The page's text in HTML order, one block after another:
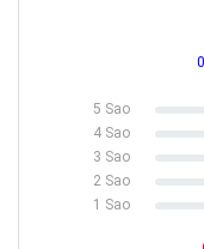
5 Sao
4 Sao
3 Sao
2 Sao
1 Sao